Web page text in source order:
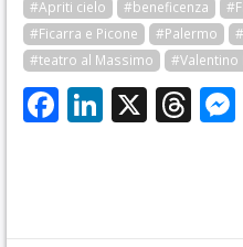
#Apriti cielo #beneficenza
#Ficarra e Picone
#Palermo
#teatro al Massimo
#Valentino
Facebook
X